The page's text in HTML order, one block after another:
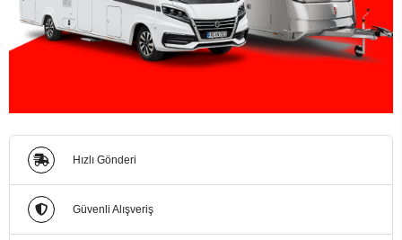
Hızlı Gönderi
Güvenli Alışveriş